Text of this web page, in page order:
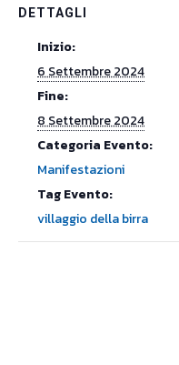
DETTAGLI
Inizio:
6 Settembre 2024
Fine:
8 Settembre 2024
Categoria Evento:
Manifestazioni
Tag Evento:
villaggio della birra